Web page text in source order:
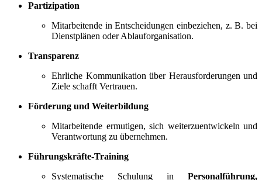
Partizipation
Mitarbeitende in Entscheidungen einbeziehen, z. B. bei
Dienstplänen oder Ablauforganisation.
Transparenz
Ehrliche Kommunikation über Herausforderungen und
Ziele schafft Vertrauen.
Förderung und Weiterbildung
Mitarbeitende ermutigen, sich weiterzuentwickeln und
Verantwortung zu übernehmen.
Führungskräfte-Training
Systematische Schulung in Personalführung,